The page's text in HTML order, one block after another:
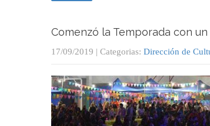
Comenzó la Temporada con
17/09/2019 | Categorias: Dirección de